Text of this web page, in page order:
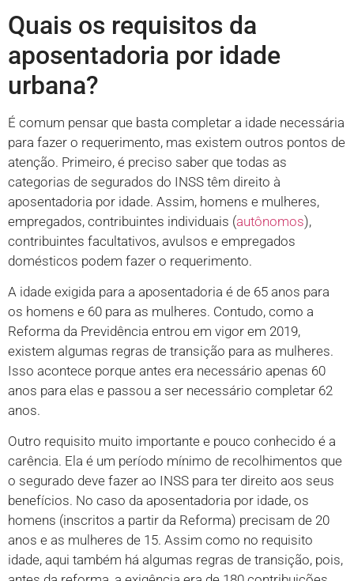
Quais os requisitos da
aposentadoria por idade
urbana?
É comum pensar que basta completar a idade necessária
para fazer o requerimento, mas existem outros pontos de
atenção. Primeiro, é preciso saber que todas as
categorias de segurados do INSS têm direito à
aposentadoria por idade. Assim, homens e mulheres,
empregados, contribuintes individuais (autônomos),
contribuintes facultativos, avulsos e empregados
domésticos podem fazer o requerimento.
A idade exigida para a aposentadoria é de 65 anos para
os homens e 60 para as mulheres. Contudo, como a
Reforma da Previdência entrou em vigor em 2019,
existem algumas regras de transição para as mulheres.
Isso acontece porque antes era necessário apenas 60
anos para elas e passou a ser necessário completar 62
anos.
Outro requisito muito importante e pouco conhecido é a
carência. Ela é um período mínimo de recolhimentos que
o segurado deve fazer ao INSS para ter direito aos seus
benefícios. No caso da aposentadoria por idade, os
homens (inscritos a partir da Reforma) precisam de 20
anos e as mulheres de 15. Assim como no requisito
idade, aqui também há algumas regras de transição, pois,